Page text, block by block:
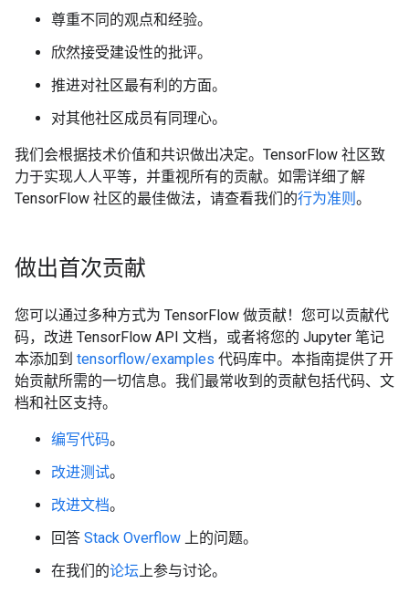
尊重不同的观点和经验。
欣然接受建设性的批评。
推进对社区最有利的方面。
对其他社区成员有同理心。
我们会根据技术价值和共识做出决定。TensorFlow 社区致
力于实现人人平等，并重视所有的贡献。如需详细了解
TensorFlow 社区的最佳做法，请查看我们的行为准则 。
做出首次贡献
您可以通过多种方式为 TensorFlow 做贡献！您可以贡献代
码，改进 TensorFlow API 文档，或者将您的 Jupyter 笔记
本添加到 tensorflow/examples 代码库中。本指南提供了开
始贡献所需的一切信息。我们最常收到的贡献包括代码、文
档和社区支持。
编写代码。
改进测试。
改进文档。
回答 Stack Overflow 上的问题。
在我们的论坛上参与讨论。